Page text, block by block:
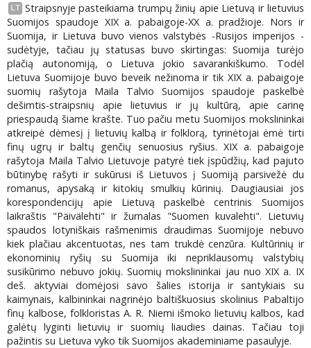
LT Straipsnyje pasteikiama trumpų žinių apie Lietuvą ir lietuvius
Suomijos spaudoje XIX a. pabaigoje-XX a. pradžioje. Nors ir
Suomija, ir Lietuva buvo vienos valstybės -Rusijos imperijos -
sudėtyje, tačiau jų statusas buvo skirtingas: Suomija turėjo
plačią autonomiją, o Lietuva jokio savarankiškumo. Todėl
Lietuva Suomijoje buvo beveik nežinoma ir tik XIX a. pabaigoje
suomių rašytoja Maila Talvio Suomijos spaudoje paskelbė
dešimtis-straipsnių apie lietuvius ir jų kultūrą, apie carinę
priespaudą šiame krašte. Tuo pačiu metu Suomijos mokslininkai
atkreipė dėmesį į lietuvių kalbą ir folklorą, tyrinėtojai ėmė tirti
finų ugrų ir baltų genčių senuosius ryšius. XIX a. pabaigoje
rašytoja Maila Talvio Lietuvoje patyrė tiek įspūdžių, kad pajuto
būtinybę rašyti ir sukūrusi iš Lietuvos į Suomiją parsivežė du
romanus, apysaką ir kitokių smulkių kūrinių. Daugiausiai jos
korespondencijų apie Lietuvą paskelbė centrinis Suomijos
laikraštis "Päivälehti" ir žurnalas "Suomen kuvalehti". Lietuvių
spaudos lotyniškais rašmenimis draudimas Suomijoje nebuvo
kiek plačiau akcentuotas, nes tam trukdė cenzūra. Kultūrinių ir
ekonominių ryšių su Suomija iki nepriklausomų valstybių
susikūrimo nebuvo jokių. Suomių mokslininkai jau nuo XIX a. IX
deš. aktyviai domėjosi savo šalies istorija ir santykiais su
kaimynais, kalbininkai nagrinėjo baltiškuosius skolinius Pabaltijo
finų kalbose, folkloristas A. R. Niemi išmoko lietuvių kalbos, kad
galėtų lyginti lietuvių ir suomių liaudies dainas. Tačiau toji
pažintis su Lietuva vyko tik Suomijos akademiniame pasaulyje.